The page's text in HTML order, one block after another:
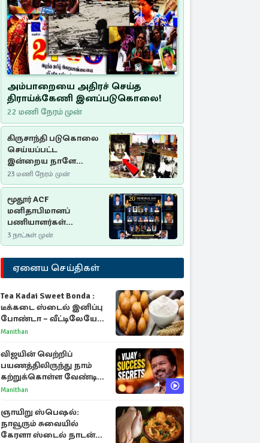
அம்பாறையை அதிரச் செய்த
திராய்க்கேணி இனப்படுகொலை!
22 மணி நேரம் முன்
கிருசாந்தி படுகொலை
செய்யப்பட்ட
இன்றைய நாளே
செம்மணி
இனப்படுகொலை
தினம்…!
23 மணி நேரம் முன்
மூதூர் ACF
மனிதாபிமானப்
பணியாளர்கள்
படுகொலை (2006): 20
ஆண்டுகளாகியும் நீதி
மறுக்கப்பட்ட
மனிதாபிமானப்
பேரவலம்
3 நாட்கள் முன்
ஏனைய செய்திகள்
Tea Kadai Sweet Bonda :
டீக்கடை ஸ்டைல் இனிப்பு
போண்டா – வீட்டிலேயே
செய்வது எப்படி?
Manithan
விஜயின் வெற்றிப்
பயணத்திலிருந்து நாம்
கற்றுக்கொள்ள வேண்டிய
முக்கிய 3 விடயங்கள்!
Manithan
ஞாயிறு ஸ்பெஷல்:
நாவூரும் சுவையில்
கேரளா ஸ்டைல் நாடன்